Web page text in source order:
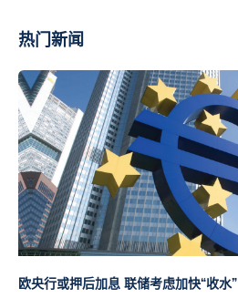
热门新闻
欧央行或押后加息 联储考虑加快“收水”